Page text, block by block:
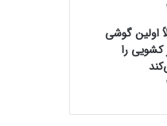
اولین گوشی
کشویی را